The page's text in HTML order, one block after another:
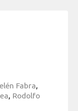
Fabra,
, Rodolfo